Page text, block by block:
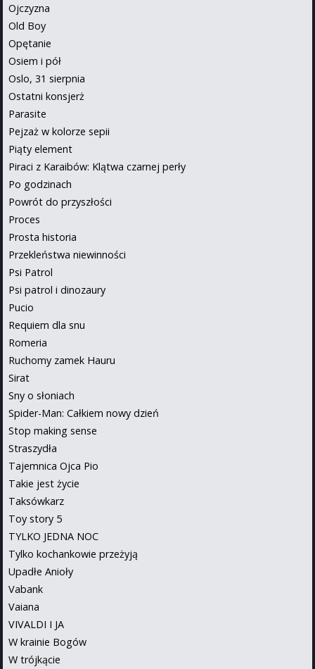
Ojczyzna
Old Boy
Opętanie
Osiem i pół
Oslo, 31 sierpnia
Ostatni konsjerż
Parasite
Pejzaż w kolorze sepii
Piąty element
Piraci z Karaibów: Klątwa czarnej perły
Po godzinach
Powrót do przyszłości
Proces
Prosta historia
Przekleństwa niewinności
Psi Patrol
Psi patrol i dinozaury
Pucio
Requiem dla snu
Romeria
Ruchomy zamek Hauru
Sirat
Sny o słoniach
Spider-Man: Całkiem nowy dzień
Stop making sense
Straszydła
Tajemnica Ojca Pio
Takie jest życie
Taksówkarz
Toy story 5
TYLKO JEDNA NOC
Tylko kochankowie przeżyją
Upadłe Anioły
Vabank
Vaiana
VIVALDI I JA
W krainie Bogów
W trójkącie